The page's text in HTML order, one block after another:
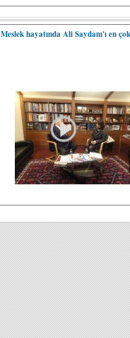
Meslek hayatında Ali Saydam'ı en